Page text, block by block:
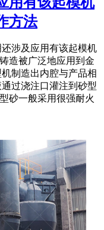
方法
涉及应用有该起模机
造被广泛地应用到金
制造出内腔与产品相
过浇注口灌注到砂型
砂一般采用很强耐火